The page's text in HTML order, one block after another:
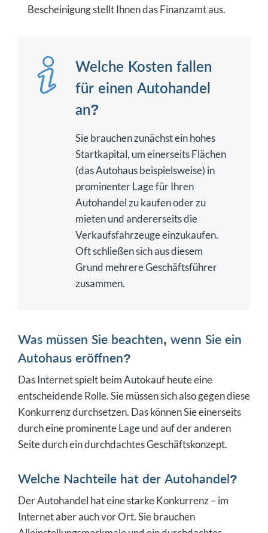
Bescheinigung stellt Ihnen das Finanzamt aus.
Welche Kosten fallen
für einen Autohandel
an?
Sie brauchen zunächst ein hohes
Startkapital, um einerseits Flächen
(das Autohaus beispielsweise) in
prominenter Lage für Ihren
Autohandel zu kaufen oder zu
mieten und andererseits die
Verkaufsfahrzeuge einzukaufen.
Oft schließen sich aus diesem
Grund mehrere Geschäftsführer
zusammen.
Was müssen Sie beachten, wenn Sie ein
Autohaus eröffnen?
Das Internet spielt beim Autokauf heute eine
entscheidende Rolle. Sie müssen sich also gegen diese
Konkurrenz durchsetzen. Das können Sie einerseits
durch eine prominente Lage und auf der anderen
Seite durch ein durchdachtes Geschäftskonzept.
Welche Nachteile hat der Autohandel?
Der Autohandel hat eine starke Konkurrenz – im
Internet aber auch vor Ort. Sie brauchen